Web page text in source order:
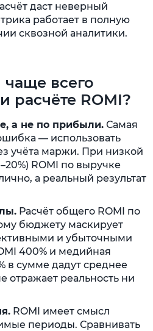
даст неверный
работает в полную
сквозной аналитики.
всего
расчёте ROMI?
а не по прибыли. Самая
— использовать
учёта маржи. При низкой
ROMI по выручке
а реальный результат
Расчёт общего ROMI по
бюджету маскирует
и убыточными
400% и медийная
в сумме дадут среднее
отражает реальность ни
ROMI имеет смысл
периоды. Сравнивать